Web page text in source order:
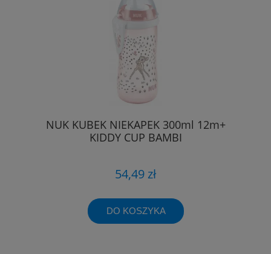
NUK KUBEK NIEKAPEK 300ml 12m+
KIDDY CUP BAMBI
54,49 zł
DO KOSZYKA